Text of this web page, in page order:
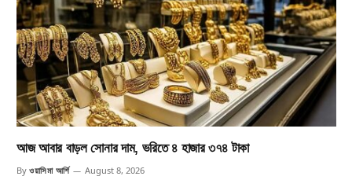
আজ আবার বাড়ল সোনার দাম, ভরিতে ৪ হাজার ৩৭৪ টাকা
By ওয়াসিমা আর্শি August 8, 2026